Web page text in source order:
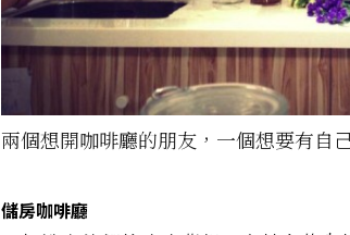
兩個想開咖啡廳的朋友，一個想要有自
儲房咖啡廳